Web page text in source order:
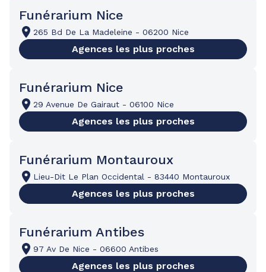
Funérarium Nice
265 Bd De La Madeleine - 06200 Nice
Agences les plus proches
Funérarium Nice
29 Avenue De Gairaut - 06100 Nice
Agences les plus proches
Funérarium Montauroux
Lieu-Dit Le Plan Occidental - 83440 Montauroux
Agences les plus proches
Funérarium Antibes
97 Av De Nice - 06600 Antibes
Agences les plus proches